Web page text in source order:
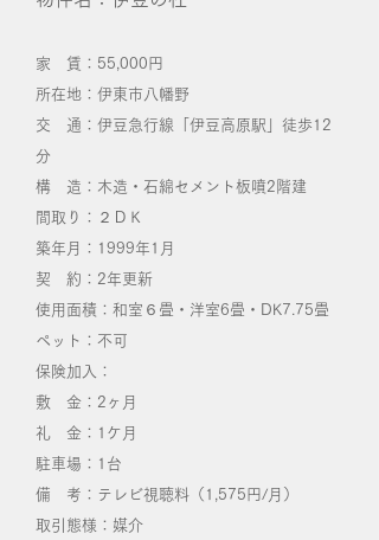
家 賃：55,000円
所在地：伊東市八幡野
交 通：伊豆急行線「伊豆高原駅」徒歩12
分
構 造：木造・石綿セメント板噴2階建
間取り：２ＤＫ
築年月：1999年1月
契 約：2年更新
使用面積：和室６畳・洋室6畳・DK7.75畳
ペット：不可
保険加入：
敷 金：2ヶ月
礼 金：1ケ月
​駐車場：​1台
備 考：テレビ視聴料（1,575円/月）
取引態様：媒介